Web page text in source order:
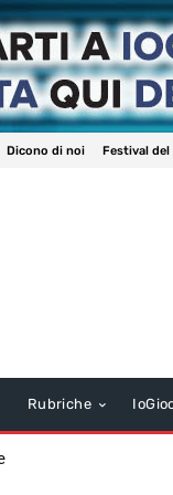
Dicono di noi Festival del
Rubriche